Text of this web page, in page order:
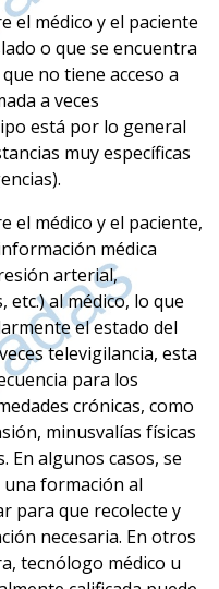
el médico y el paciente
o que se encuentra
no tiene acceso a
a veces
está por lo general
muy específicas
el médico y el paciente,
médica
arterial,
al médico, lo que
el estado del
televigilancia, esta
para los
crónicas, como
minusvalías físicas
En algunos casos, se
formación al
para que recolecte y
necesaria. En otros
tecnólogo médico u